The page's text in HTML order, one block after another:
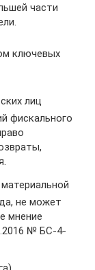
части
ключевых
лиц
фискального
не может
мнение
№ БС-4-